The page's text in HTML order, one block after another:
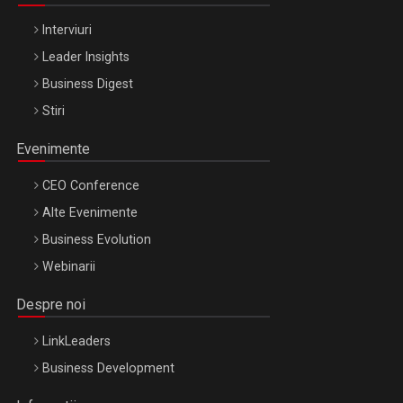
Interviuri
Leader Insights
Business Digest
Stiri
Evenimente
CEO Conference
Alte Evenimente
Business Evolution
Webinarii
Despre noi
LinkLeaders
Business Development